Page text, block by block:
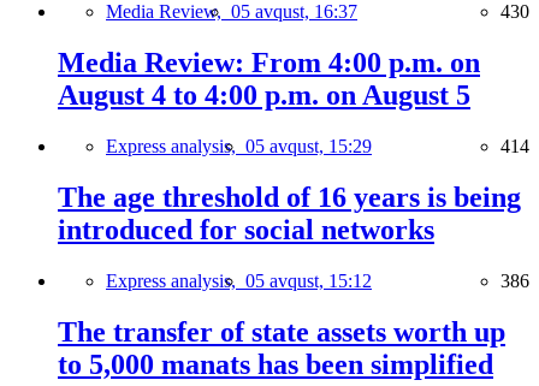
Media Review, 05 avqust, 16:37 430
Media Review: From 4:00 p.m. on
August 4 to 4:00 p.m. on August 5
Express analysis, 05 avqust, 15:29 414
The age threshold of 16 years is being
introduced for social networks
Express analysis, 05 avqust, 15:12 386
The transfer of state assets worth up
to 5,000 manats has been simplified